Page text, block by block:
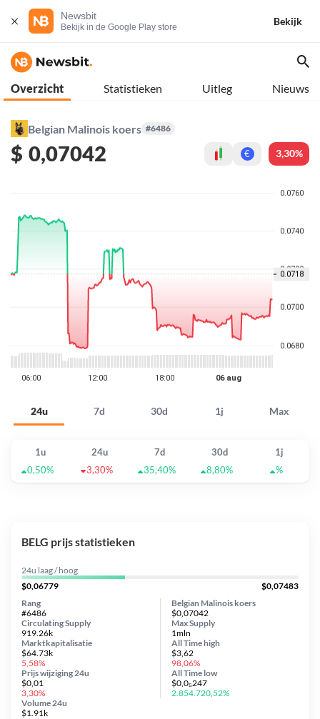
Newsbit
Bekijk in de Google Play store
Bekijk
Overzicht Statistieken Uitleg Nieuws
Belgian Malinois koers #6486
$ 0,07042 € 3,30%
24u 7d 30d 1j Max
1u 24u 7d 30d
1j
0,50%
3,30% 35,40% 8,80% %
BELG prijs statistieken
24u laag / hoog
$0,06779
$0,07483
Belgian Malinois koers
$0,07042
Circulating Supply
919.26k
Prijs wijziging 24u
$0,01
3,30%
Max Supply
1mln
Marktkapitalisatie
$64.73k
5,58%
Volume 24u
$1.91k
Rang
#6486
All Timehigh
$3,62
98,06%
All Time low
$0,0₅247
2.854.720,52%